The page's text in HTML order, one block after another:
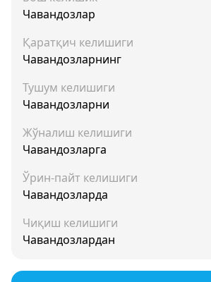
Чавандозлар
Қаратқич келишиги
Чавандозларнинг
Тушум келишиги
Чавандозларни
Жўналиш келишиги
Чавандозларга
Ўрин-пайт келишиги
Чавандозларда
Чиқиш келишиги
Чавандозлардан